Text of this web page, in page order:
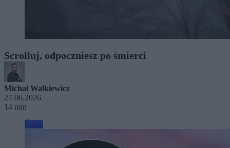
Scrolluj, odpoczniesz po śmierci
Michał Walkiewicz
27.06.2026
14 min